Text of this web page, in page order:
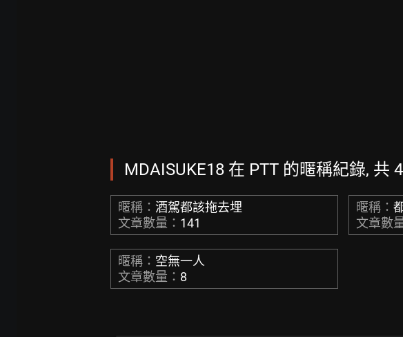
MDAISUKE18 在 PTT 的暱稱紀錄, 共
暱稱： 酒駕都該拖去埋
文章數量： 141
暱稱：
文章數
暱稱： 空無一人
文章數量： 8